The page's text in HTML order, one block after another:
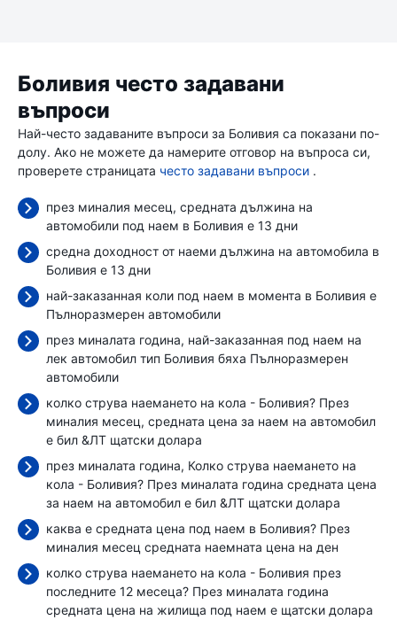
Боливия често задавани
въпроси
Най-често задаваните въпроси за Боливия са показани по-
долу. Ако не можете да намерите отговор на въпроса си,
проверете страницата често задавани въпроси .
през миналия месец, средната дължина на
автомобили под наем в Боливия е 13 дни
средна доходност от наеми дължина на автомобила в
Боливия е 13 дни
най-заказанная коли под наем в момента в Боливия е
Пълноразмерен автомобили
през миналата година, най-заказанная под наем на
лек автомобил тип Боливия бяха Пълноразмерен
автомобили
колко струва наемането на кола - Боливия? През
миналия месец, средната цена за наем на автомобил
е бил &ЛТ щатски долара
през миналата година, Колко струва наемането на
кола - Боливия? През миналата година средната цена
за наем на автомобил е бил &ЛТ щатски долара
каква е средната цена под наем в Боливия? През
миналия месец средната наемната цена на ден
колко струва наемането на кола - Боливия през
последните 12 месеца? През миналата година
средната цена на жилища под наем е щатски долара